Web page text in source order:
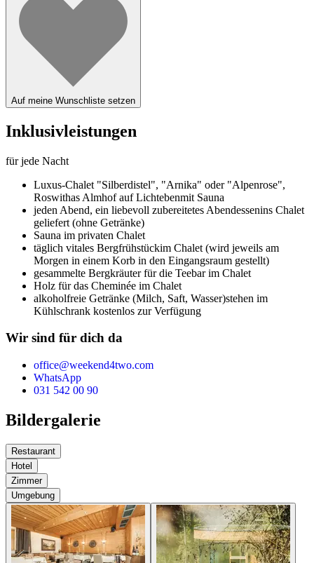
Auf meine Wunschliste setzen
Inklusivleistungen
für jede Nacht
Luxus-Chalet "Silberdistel", "Arnika" oder "Alpenrose",
Roswithas Almhof auf Lichtebenmit Sauna
jeden Abend, ein liebevoll zubereitetes Abendessenins Chalet
geliefert (ohne Getränke)
Sauna im privaten Chalet
täglich vitales Bergfrühstückim Chalet (wird jeweils am
Morgen in einem Korb in den Eingangsraum gestellt)
gesammelte Bergkräuter für die Teebar im Chalet
Holz für das Cheminée im Chalet
alkoholfreie Getränke (Milch, Saft, Wasser)stehen im
Kühlschrank kostenlos zur Verfügung
Wir sind für dich da
office@weekend4two.com
WhatsApp
031 542 00 90
Bildergalerie
Restaurant
Hotel
Zimmer
Umgebung